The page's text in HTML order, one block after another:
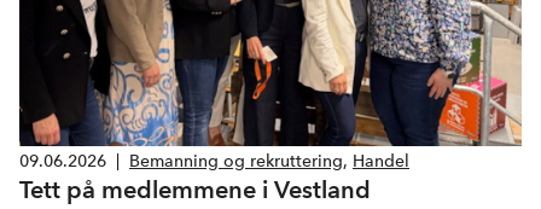
09.06.2026 Bemanning og rekruttering, Handel
Tett på medlemmene i Vestland